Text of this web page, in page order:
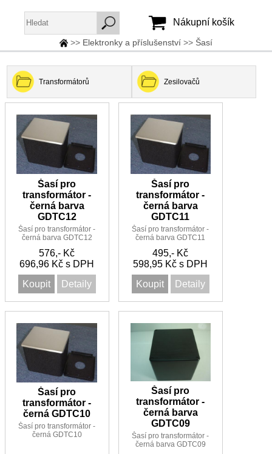
Jméno:
Vytvořit účet
Zapomenuté heslo
Nákupní košík
>> Elektronky a příslušenství >> Šasí
Transformátorů Zesilovačů
Šasí pro
transformátor -
černá barva
GDTC12
Šasí pro transformátor -
černá barva GDTC12
576,- Kč
696,96 Kč s DPH
Koupit
Detaily
Šasí pro
transformátor -
černá barva
GDTC11
Šasí pro transformátor -
černá barva GDTC11
495,- Kč
598,95 Kč s DPH
Koupit
Detaily
Šasí pro
transformátor -
černá GDTC10
Šasí pro transformátor -
černá GDTC10
Šasí pro
transformátor -
černá barva
GDTC09
Šasí pro transformátor -
černá barva GDTC09